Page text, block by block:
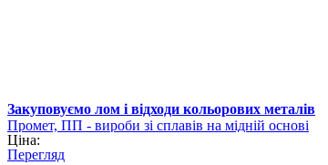
Закуповуємо лом і відходи кольорових металів
Промет, ПП - вироби зі сплавів на мідній основі
Ціна:
Перегляд